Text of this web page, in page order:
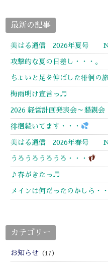
最新の記事
美はる通信 2026年夏号
攻撃的な夏の日差し・・・。
ちょいと足を伸ばした徘徊の
梅雨明け宣言っ♬
2026 経営計画発表会～懇親会
徘徊続いてます・・・
美はる通信 2026年春号
うろうろうろうろ・・・
♪春がきたっ♬
メインは何だったのかしら・・
カテゴリー
お知らせ （17）